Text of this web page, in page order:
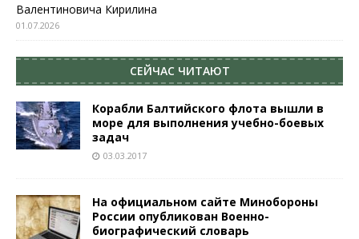
Валентиновича Кирилина
01.07.2026
СЕЙЧАС ЧИТАЮТ
Корабли Балтийского флота вышли в
море для выполнения учебно-боевых
задач
03.03.2017
На официальном сайте Минобороны
России опубликован Военно-
биографический словарь